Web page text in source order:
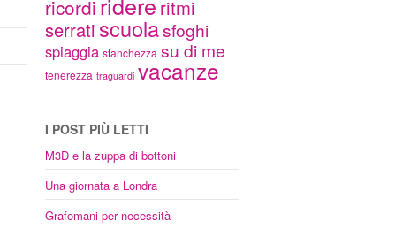
ricordi
ritmi
serrati scuolasfoghi
spiaggia stanchezza su di me
tenerezza traguardi vacanze
I POST PIÙ LETTI
M3D e la zuppa di bottoni
Una giornata a Londra
Grafomani per necessità